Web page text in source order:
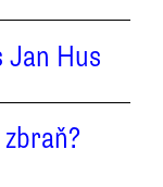
Jan Hus